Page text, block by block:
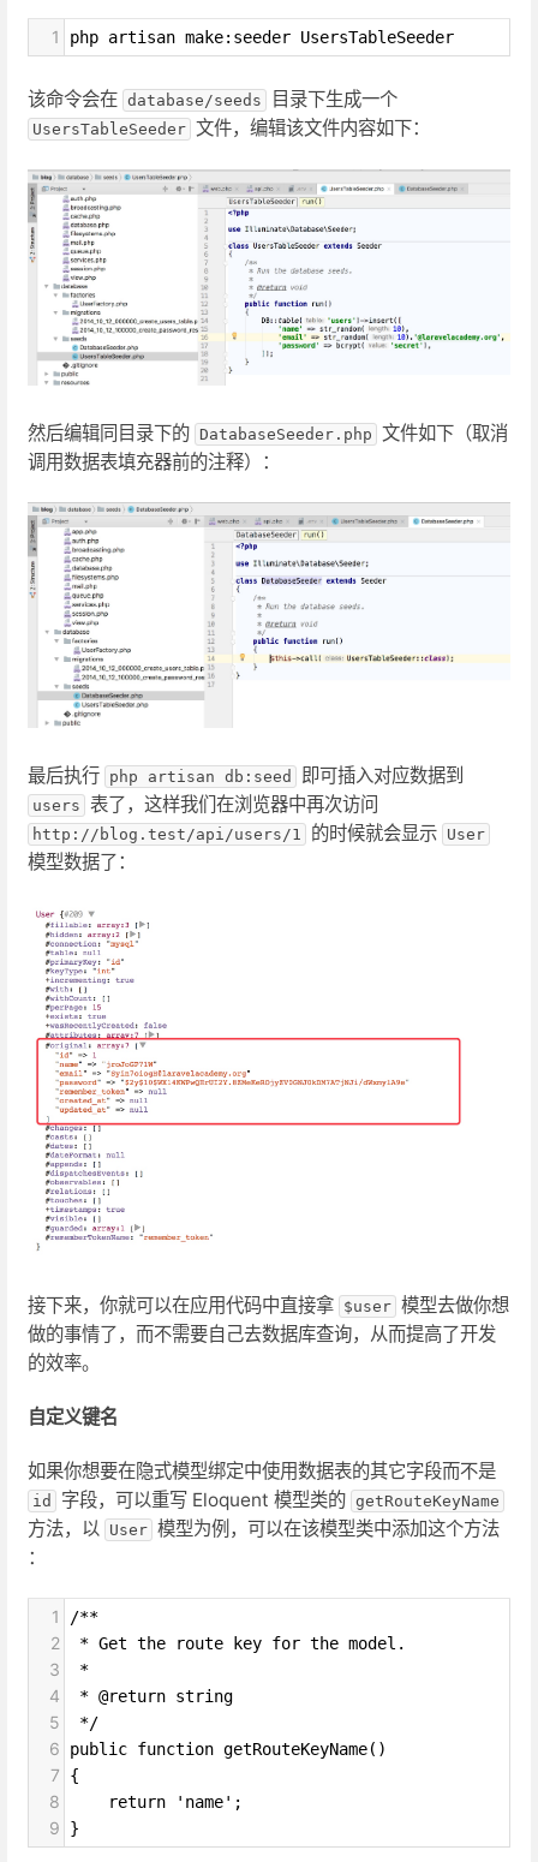
1 php artisan make:seeder UsersTableSeeder
该命令会在 database/seeds 目录下生成一个
UsersTableSeeder 文件，编辑该文件内容如下：
然后编辑同目录下的 DatabaseSeeder.php 文件如下（取消
调用数据表填充器前的注释）：
最后执行 php artisan db:seed 即可插入对应数据到
users 表了，这样我们在浏览器中再次访问
http://blog.test/api/users/1 的时候就会显示 User
模型数据了：
接下来，你就可以在应用代码中直接拿 $user 模型去做你想
做的事情了，而不需要自己去数据库查询，从而提高了开发
的效率。
自定义键名
如果你想要在隐式模型绑定中使用数据表的其它字段而不是
id 字段，可以重写 Eloquent 模型类的 getRouteKeyName
方法，以 User 模型为例，可以在该模型类中添加这个方法
：
1 /**
2 * Get the route key for the model.
3 *
4 * @return string
5 */
6 public function getRouteKeyName()
7 {
8
    return 'name';
9 }